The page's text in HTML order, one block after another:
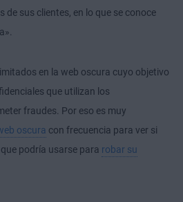
de sus clientes, en lo que se conoce
en la web oscura cuyo objetivo
que utilizan los
fraudes. Por eso es muy
oscura con frecuencia para ver si
podría usarse para robar su